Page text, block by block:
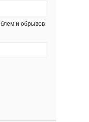
и обрывов